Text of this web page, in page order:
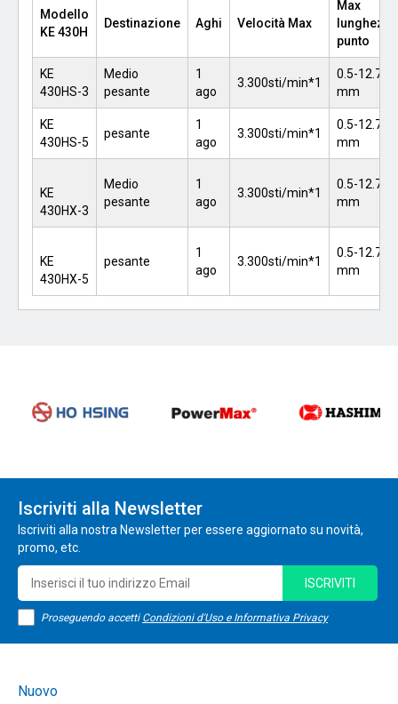
Modello
KE 430H
Destinazione Aghi Velocità Max
Max
lunghezza
punto
KE
430HS-3
Medio
pesante
1
ago
3.300sti/min*1
0.5-12.7
mm
KE
430HS-5
pesante
1
ago
3.300sti/min*1
0.5-12.7
mm
KE
430HX-3
Medio
pesante
1
ago
3.300sti/min*1
0.5-12.7
mm
KE
430HX-5
pesante
1
ago
3.300sti/min*1
0.5-12.7
mm
Iscriviti alla Newsletter
Iscriviti alla nostra Newsletter per essere aggiornato su novità,
promo, etc.
Proseguendo accetti Condizioni d'Uso e Informativa Privacy
ISCRIVITI
Nuovo